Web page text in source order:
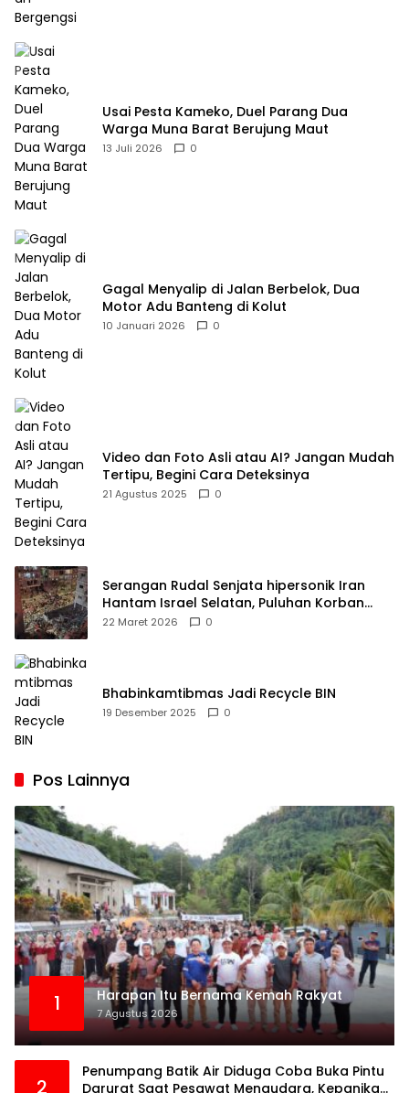
Usai Pesta Kameko, Duel Parang Dua
Warga Muna Barat Berujung Maut
13 Juli 2026 0
Gagal Menyalip di Jalan Berbelok, Dua
Motor Adu Banteng di Kolut
10 Januari 2026 0
Video dan Foto Asli atau AI? Jangan Mudah
Tertipu, Begini Cara Deteksinya
21 Agustus 2025 0
Serangan Rudal Senjata hipersonik Iran
Hantam Israel Selatan, Puluhan Korban
Dilaporkan Meninggal dan Ratusan Terluka
22 Maret 2026 0
Bhabinkamtibmas Jadi Recycle BIN
19 Desember 2025 0
Pos Lainnya
1 Harapan Itu Bernama Kemah Rakyat
7 Agustus 2026
2
Penumpang Batik Air Diduga Coba Buka Pintu
Darurat Saat Pesawat Mengudara, Kepanikan